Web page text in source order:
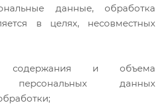
данные, обработка
в целях, несовместных
содержания и объема
персональных данных